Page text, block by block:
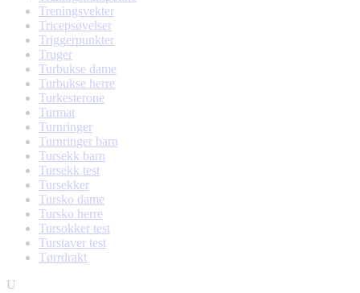
Treningsvekter
Tricepsøvelser
Triggerpunkter
Truger
Turbukse dame
Turbukse herre
Turkesterone
Turmat
Turnringer
Turnringer barn
Tursekk barn
Tursekk test
Tursekker
Tursko dame
Tursko herre
Tursokker test
Turstaver test
Tørrdrakt
U